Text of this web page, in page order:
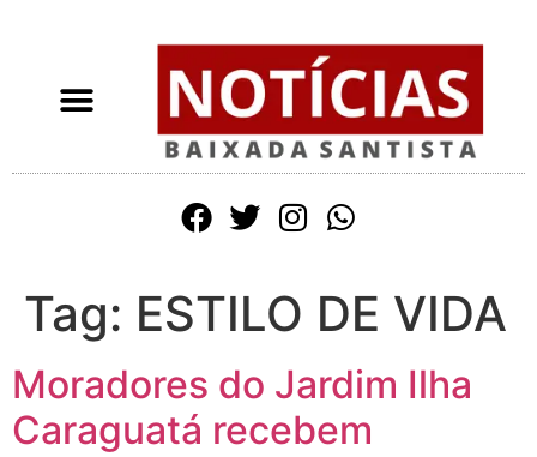
Tag: ESTILO DE VIDA
Moradores do Jardim Ilha
Caraguatá recebem